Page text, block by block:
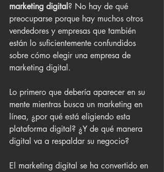
marketing digital ? No hay de qué
preocuparse porque hay muchos otros
vendedores y empresas que también
están lo suficientemente confundidos
sobre cómo elegir una empresa de
marketing digital.
Lo primero que debería aparecer en su
mente mientras busca un marketing en
línea, ¿por qué está eligiendo esta
plataforma digital? ¿Y de qué manera
digital va a respaldar su negocio?
El marketing digital se ha convertido en